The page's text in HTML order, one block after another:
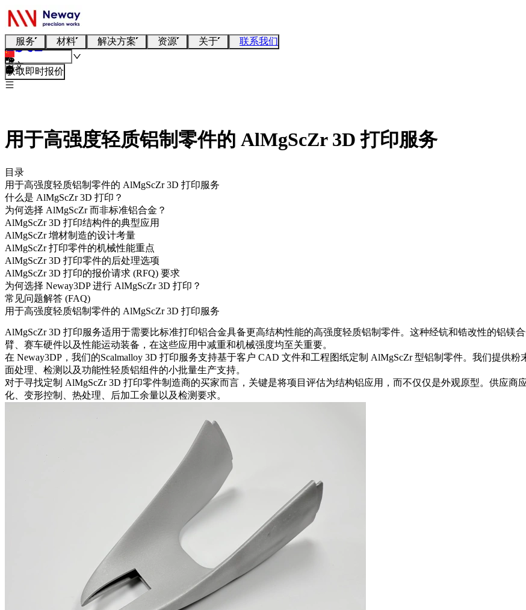
服务 材料 解决方案 资源 关于 联系我们
中文
获取即时报价
用于高强度轻质铝制零件的 AlMgScZr 3D 打印服务
目录
用于高强度轻质铝制零件的 AlMgScZr 3D 打印服务
什么是 AlMgScZr 3D 打印？
为何选择 AlMgScZr 而非标准铝合金？
AlMgScZr 3D 打印结构件的典型应用
AlMgScZr 增材制造的设计考量
AlMgScZr 打印零件的机械性能重点
AlMgScZr 3D 打印零件的后处理选项
AlMgScZr 3D 打印的报价请求 (RFQ) 要求
为何选择 Neway3DP 进行 AlMgScZr 3D 打印？
常见问题解答 (FAQ)
用于高强度轻质铝制零件的 AlMgScZr 3D 打印服务
AlMgScZr 3D 打印服务适用于需要比标准打印铝合金具备更高结构性能的高强度轻质铝制零件。这种经钪和锆改性的铝镁
臂、赛车硬件以及性能运动装备，在这些应用中减重和机械强度均至关重要。
在 Neway3DP，我们的Scalmalloy 3D 打印服务支持基于客户 CAD 文件和工程图纸定制 AlMgScZr 型铝制零件。我们提供
面处理、检测以及功能性轻质铝组件的小批量生产支持。
对于寻找定制 AlMgScZr 3D 打印零件制造商的买家而言，关键是将项目评估为结构铝应用，而不仅仅是外观原型。供应
化、变形控制、热处理、后加工余量以及检测要求。